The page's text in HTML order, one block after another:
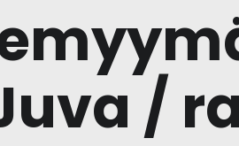
/